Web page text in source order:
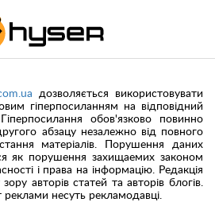
дозволяється використовувати
гіперпосиланням на відповідний
Гіперпосилання обов'язково повинно
абзацу незалежно від повного
матеріалів. Порушення даних
як порушення захищаемих законом
і права на інформацію. Редакція
авторів статей та авторів блогів.
реклами несуть рекламодавці.